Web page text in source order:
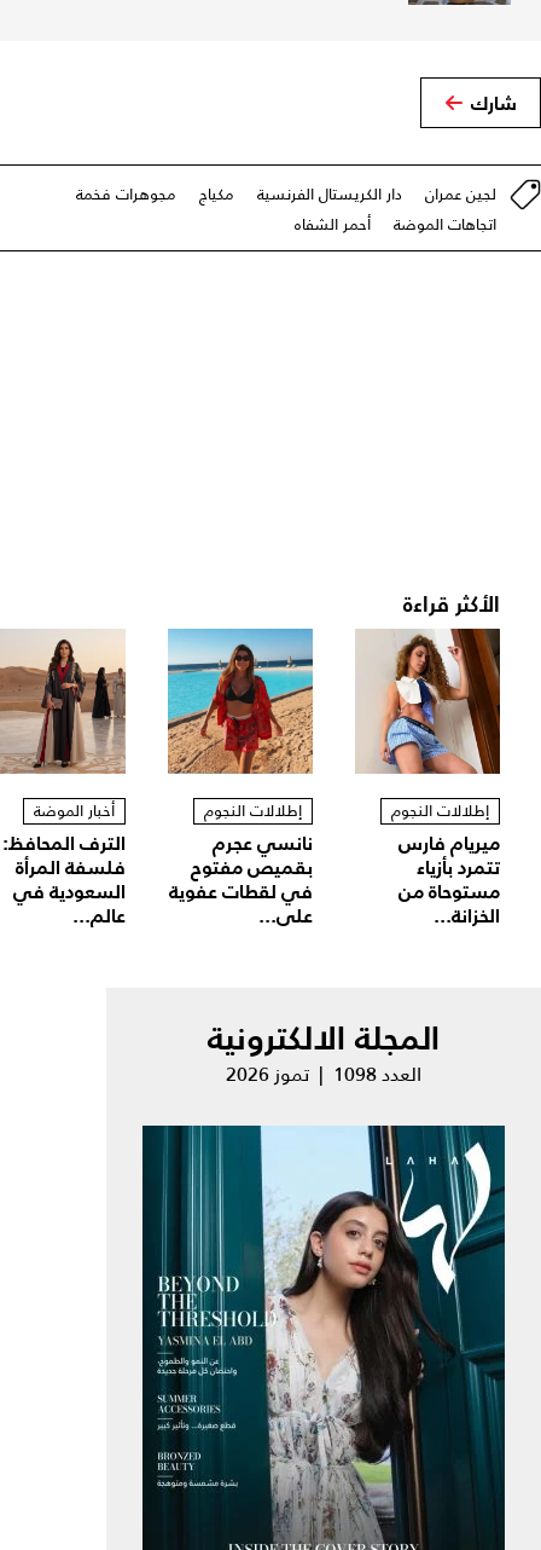
شارك
لجين عمران دار الكريستال الفرنسية مكياج
مجوهرات فخمة
اتجاهات الموضة
أحمر الشفاه
الأكثر قراءة
إطلالات النجوم
ميريام فارس
تتمرد بأزياء
مستوحاة من
الخزانة...
إطلالات النجوم
نانسي عجرم
بقميص مفتوح
في لقطات عفوية
على...
أخبار الموضة
الترف المحافظ:
فلسفة المرأة
السعودية في
عالم...
المجلة الالكترونية
العدد 1098 | تموز 2026